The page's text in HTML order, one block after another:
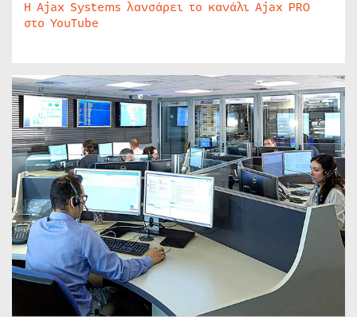
Η Ajax Systems λανσάρει το κανάλι Ajax PRO
στο YouTube